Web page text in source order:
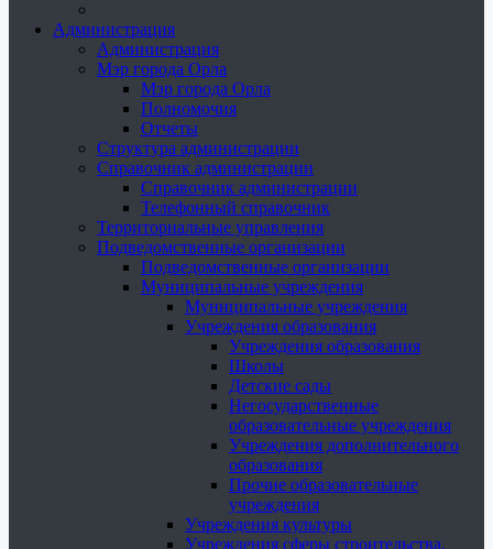
Администрация
Администрация
Мэр города Орла
Мэр города Орла
Полномочия
Отчеты
Структура администрации
Справочник администрации
Справочник администрации
Телефонный справочник
Территориальные управления
Подведомственные организации
Подведомственные организации
Муниципальные учреждения
Муниципальные учреждения
Учреждения образования
Учреждения образования
Школы
Детские сады
Негосударственные
образовательные учреждения
Учреждения дополнительного
образования
Прочие образовательные
учреждения
Учреждения культуры
Учреждения сферы строительства,